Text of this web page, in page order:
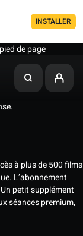
INSTALLER
de page
à plus de 500 films
L’abonnement
petit supplément
séances premium,